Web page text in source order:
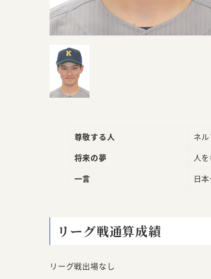
尊敬する人
ネ
将来の夢
人
一言
日
リーグ戦通算成績
リーグ戦出場なし